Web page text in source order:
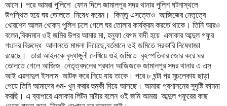
আসে। পরে আমরা পুলিশে ফোন দিলে জামালপুর সদর থানার পুলিশ ঘটনাস্থলে
উপস্থিত হয়ে ঘর তোলতে নিষেধ করেন। কিন্তু এসত্তেও আজিজের নেতৃত্বে
খোরশেদ আলম খোকন পুুলিশ চলে গেলে ঘর তোলার কার্যক্রম করতে থাকে। তিনি আরও
বলেন,বিবদমান ওই জমির উপর আমার মা, হনুফা বেগম বাদী হয়ে এলাকার আব্দুল গফুর
গংদের বিরুদ্ধে আদালতে মামলা দিয়েছে,বর্তমানে ওই জমিতে সরকারি নিষেধাজ্ঞা
রয়েছে। তারা আইনকে বৃদ্ধাঙ্গুলী দেখিয়ে ওই জমিতে বৃহস্পতিবার জোর করে ঘর
তোলতে গেলে আজিজ নেতৃত্বদলের প্রধান আজিজকে জামালপুর সদর থানার এ এস
আই এরশাদুল ইসলাম আটক করে নিয়ে যায় তাকে। পরে ৮ ঘন্টা পর মুচলেকায় ছাড়া
পেয়ে তিনি আমাদের গুম- খুন করার হুমকী দিয়ে আসছে। আমারা প্রশাসনের সুদৃষ্টি কামনা
করছি। এ ব্যাপারে এলাকার লিটন মাষ্টার বলেন ওই জমি আমরা আব্দুল গফুরের কাছ